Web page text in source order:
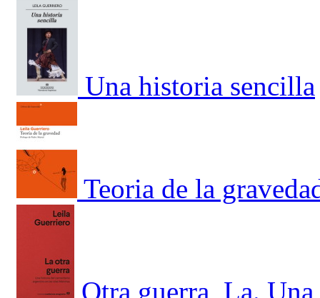
Una historia sencilla
Teoria de la
Otra guerra, La.